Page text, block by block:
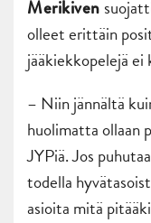
Merikiven
olleet erittäin
jääkiekkopelejä ei
– Niin jännältä
huolimatta ollaan
JYPiä. Jos
todella
asioita mitä